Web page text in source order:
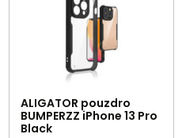
ALIGATOR pouzdro
BUMPERZZ iPhone 13 Pro
Black